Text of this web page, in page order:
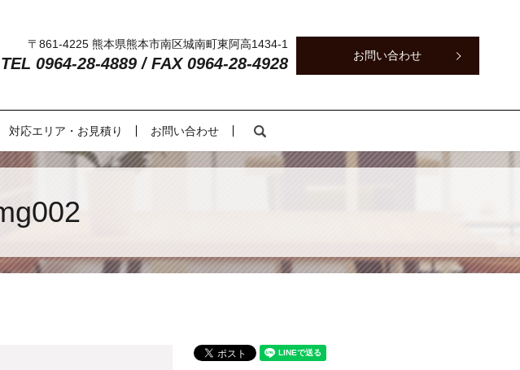
〒861-4225 熊本県熊本市南区城南町東阿高1434-1
TEL 0964-28-4889 / FAX 0964-28-4928 お問い合わせ
対応エリア・お見積り お問い合わせ